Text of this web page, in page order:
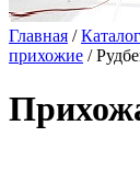
Главная /
прихожие /